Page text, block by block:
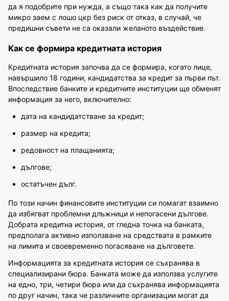
да я подобрите при нужда, а също така как да получите
микро заем с лошо цкр без риск от отказ, в случай, че
предишни съвети не са оказали желаното въздействие.
Как се формира кредитната история
Кредитната история започва да се формира, когато лице,
навършило 18 години, кандидатства за кредит за първи път.
Впоследствие банките и кредитните институции ще обменят
информация за него, включително:
дата на кандидатстване за кредит;
размер на кредита;
редовност на плащанията;
дългове;
остатъчен дълг.
По този начин финансовите институции си помагат взаимно
да избягват проблемни длъжници и непогасени дългове.
Добрата кредитна история, от гледна точка на банката,
предполага активно използване на средствата в рамките
на лимита и своевременно погасяване на дълговете.
Информацията за кредитната история се съхранява в
специализирани бюра. Банката може да използва услугите
на едно, три, четири бюра или да съхранява информацията
по друг начин, така че различните организации могат да